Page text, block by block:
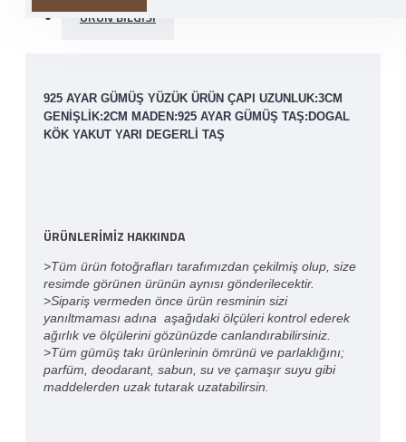
ÜRÜN BILGISI
925 AYAR GÜMÜŞ YÜZÜK ÜRÜN ÇAPI UZUNLUK:3CM
GENIŞLIK:2CM MADEN:925 AYAR GÜMÜŞ TAŞ:DOGAL
KÖK YAKUT YARI DEGERLI TAŞ
ÜRÜNLERİMİZ HAKKINDA
>Tüm ürün fotoğrafları tarafımızdan çekilmiş olup, size
resimde görünen ürünün aynısı gönderilecektir.
>Sipariş vermeden önce ürün resminin sizi
yanıltmaması adına aşağıdaki ölçüleri kontrol ederek
ağırlık ve ölçülerini gözünüzde canlandırabilirsiniz.
>Tüm gümüş takı ürünlerinin ömrünü ve parlaklığını;
parfüm, deodarant, sabun, su ve çamaşır suyu gibi
maddelerden uzak tutarak uzatabilirsin.